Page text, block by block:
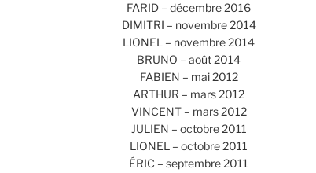
FARID – décembre 2016
DIMITRI – novembre 2014
LIONEL – novembre 2014
BRUNO – août 2014
FABIEN – mai 2012
ARTHUR – mars 2012
VINCENT – mars 2012
JULIEN – octobre 2011
LIONEL – octobre 2011
ÉRIC – septembre 2011